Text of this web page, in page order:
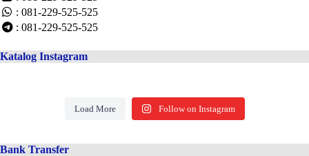
: 081-229-525-525
: 081-229-525-525
Katalog Instagram
Load More Follow on Instagram
Bank Transfer